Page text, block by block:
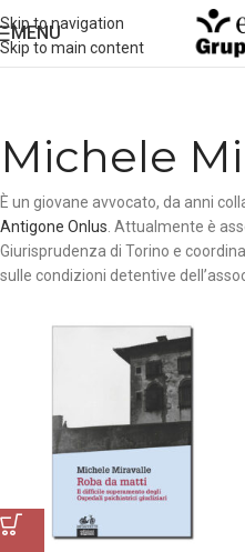
Skip to navigation
Skip to main content
MENU
Michele
È un giovane avvocato, da anni
Antigone Onlus . Attualmente è
Giurisprudenza di Torino e
sulle condizioni detentive